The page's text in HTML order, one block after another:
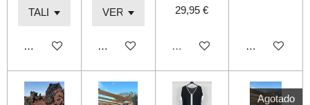
Añadir al carrito Añadir al carrito
29,95 €
Agotado Añadir al
Agotado